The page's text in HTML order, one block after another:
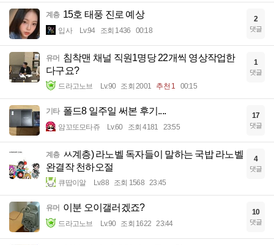
계층 15호 태풍 진로 예상
입사 Lv.94 조회 1436 00:18
2
댓글
유머 침착맨 채널 직원1명당 22개씩 영상작업한
다구요?
드라고노브 Lv.90 조회 2001 추천 1 00:15
1
댓글
기타 폴드8 일주일 써본 후기....
암꼬또모타쥬 Lv.60 조회 4181 23:55
17
댓글
계층 ㅆ계층) 라노벨 독자들이 말하는 국밥 라노벨
완결작 천하오절
큐땁이알 Lv.88 조회 1568 23:45
4
댓글
유머 이분 오이갤러겠죠?
드라고노브 Lv.90 조회 1622 23:44
10
댓글